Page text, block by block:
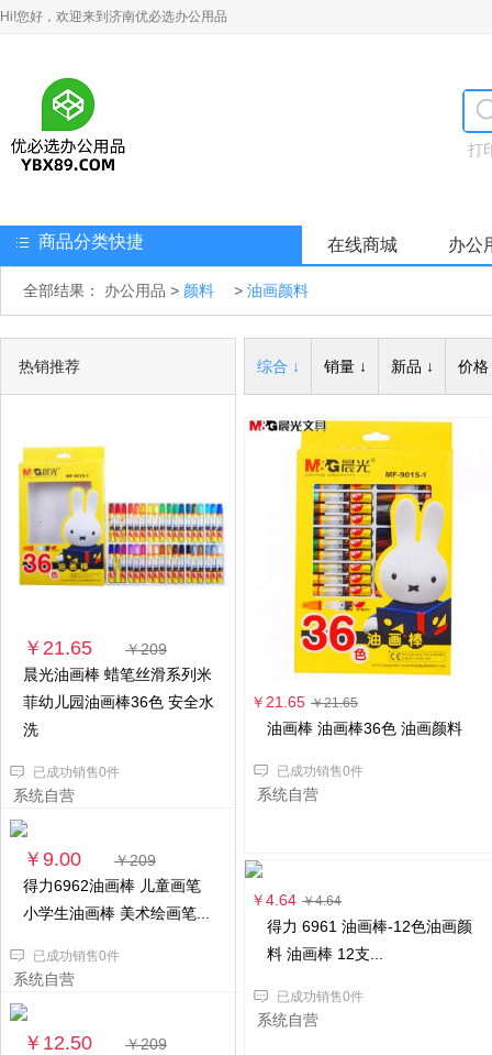
Hi!您好，欢迎来到济南优必选办公用品
打
商品分类快捷 在线商城 办公
全部结果： 办公用品 > 颜料 > 油画颜料
热销推荐
￥21.65
￥209
晨光油画棒 蜡笔丝滑系列米
菲幼儿园油画棒36色 安全水
洗
已成功销售0件
系统自营
￥9.00
￥209
得力6962油画棒 儿童画笔
小学生油画棒 美术绘画笔...
已成功销售0件
系统自营
￥12.50
￥209
综合 ↓ 销量 ↓ 新品 ↓ 价格
￥21.65 ￥21.65
油画棒 油画棒36色 油画颜料
已成功销售0件
系统自营
￥4.64 ￥4.64
得力 6961 油画棒-12色油画颜
料 油画棒 12支...
已成功销售0件
系统自营